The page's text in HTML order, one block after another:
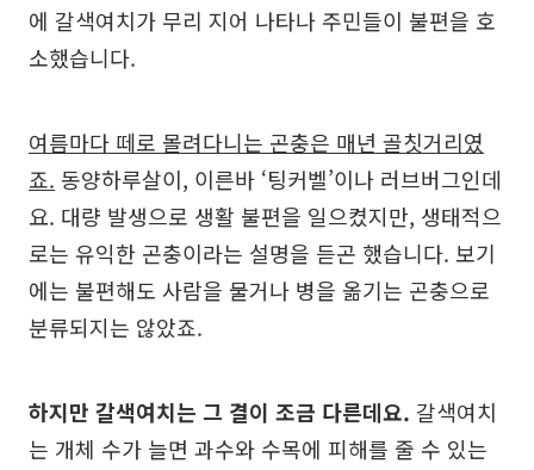
에 갈색여치가 무리 지어 나타나 주민들이 불편을 호
소했습니다.
여름마다 떼로 몰려다니는 곤충은 매년 골칫거리였
죠. 동양하루살이, 이른바 ‘팅커벨’이나 러브버그인데
요. 대량 발생으로 생활 불편을 일으켰지만, 생태적으
로는 유익한 곤충이라는 설명을 듣곤 했습니다. 보기
에는 불편해도 사람을 물거나 병을 옮기는 곤충으로
분류되지는 않았죠.
하지만 갈색여치는 그 결이 조금 다른데요. 갈색여치
는 개체 수가 늘면 과수와 수목에 피해를 줄 수 있는